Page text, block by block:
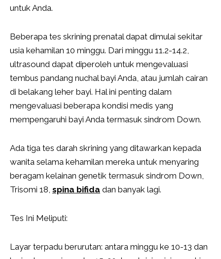
untuk Anda.
Beberapa tes skrining prenatal dapat dimulai sekitar
usia kehamilan 10 minggu. Dari minggu 11.2-14.2,
ultrasound dapat diperoleh untuk mengevaluasi
tembus pandang nuchal bayi Anda, atau jumlah cairan
di belakang leher bayi. Hal ini penting dalam
mengevaluasi beberapa kondisi medis yang
mempengaruhi bayi Anda termasuk sindrom Down.
Ada tiga tes darah skrining yang ditawarkan kepada
wanita selama kehamilan mereka untuk menyaring
beragam kelainan genetik termasuk sindrom Down,
Trisomi 18, spina bifida dan banyak lagi.
Tes Ini Meliputi:
Layar terpadu berurutan: antara minggu ke 10-13 dan